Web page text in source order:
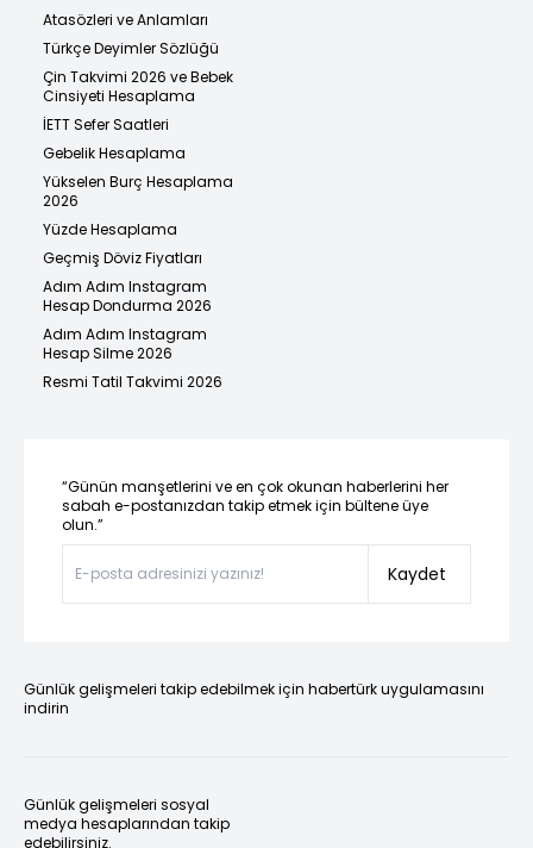
Atasözleri ve Anlamları
Türkçe Deyimler Sözlüğü
Çin Takvimi 2026 ve Bebek
Cinsiyeti Hesaplama
İETT Sefer Saatleri
Gebelik Hesaplama
Yükselen Burç Hesaplama
2026
Yüzde Hesaplama
Geçmiş Döviz Fiyatları
Adım Adım Instagram
Hesap Dondurma 2026
Adım Adım Instagram
Hesap Silme 2026
Resmi Tatil Takvimi 2026
“Günün manşetlerini ve en çok okunan haberlerini her
sabah e-postanızdan takip etmek için bültene üye
olun.”
Kaydet
Günlük gelişmeleri takip edebilmek için habertürk uygulamasını
indirin
Günlük gelişmeleri sosyal
medya hesaplarından takip
edebilirsiniz.